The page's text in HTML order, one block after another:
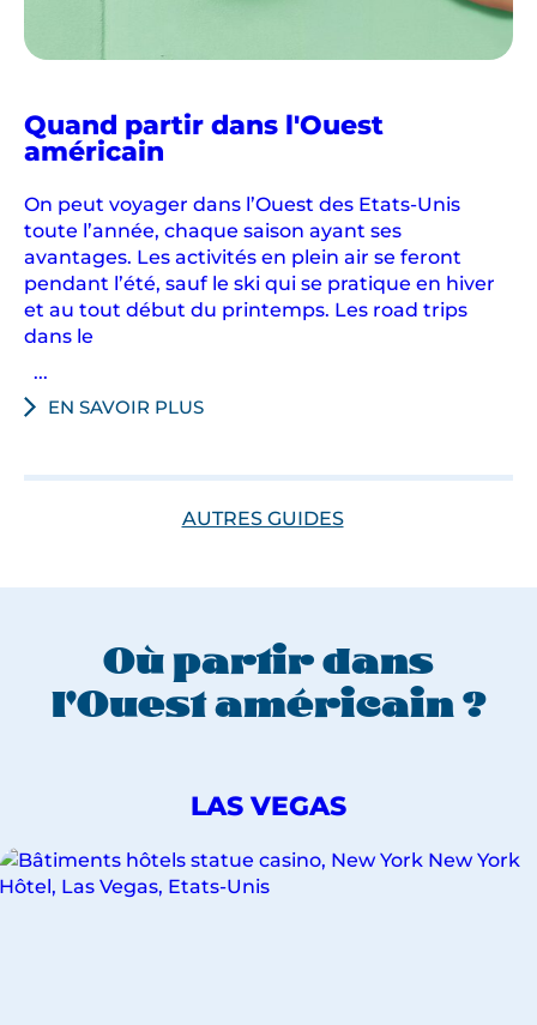
Quand partir dans l'Ouest
américain
On peut voyager dans l’Ouest des Etats-Unis
toute l’année, chaque saison ayant ses
avantages. Les activités en plein air se feront
pendant l’été, sauf le ski qui se pratique en hiver
et au tout début du printemps. Les road trips
dans le
...
EN SAVOIR PLUS
AUTRES GUIDES
Où partir dans
l'Ouest américain ?
DÉCOUVREZ
VOYAGES
POUR
LAS VEGAS